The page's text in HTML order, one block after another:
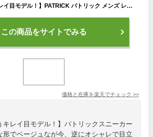
【レトロ感漂うキレイ目モデル！】PATRICK パトリック メンズ レディース スニーカー 靴 CALIFORNIE カリフォルニー サンド ベージュ 女性用 男性用（502163）
この商品をサイトでみる
価格と在庫を楽天でチェック >>
キレイ目モデル！】パトリックスニーカー
形でベージュなが今、逆にオシャレで目立